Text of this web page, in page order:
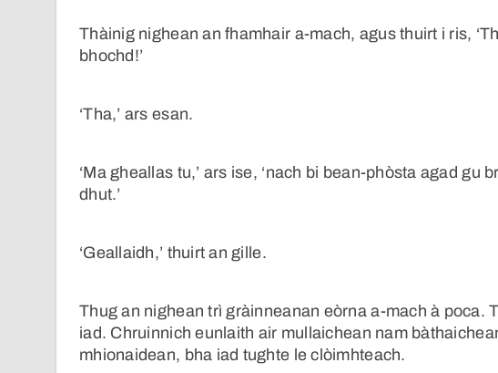
Thàinig nighean an fhamhair a-mach, agus thuirt i ris,
bhochd!’
‘Tha,’ ars esan.
‘Ma gheallas tu,’ ars ise, ‘nach bi bean-phòsta agad gu
dhut.’
‘Geallaidh,’ thuirt an gille.
Thug an nighean trì gràinneanan eòrna a-mach à poca.
iad. Chruinnich eunlaith air mullaichean nam
mhionaidean, bha iad tughte le clòimhteach.